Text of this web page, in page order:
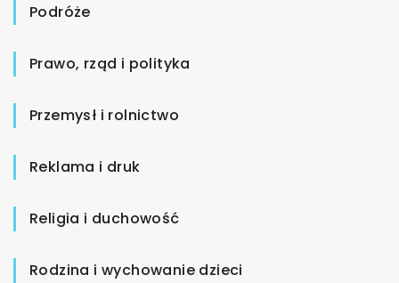
Podróże
Prawo, rząd i polityka
Przemysł i rolnictwo
Reklama i druk
Religia i duchowość
Rodzina i wychowanie dzieci